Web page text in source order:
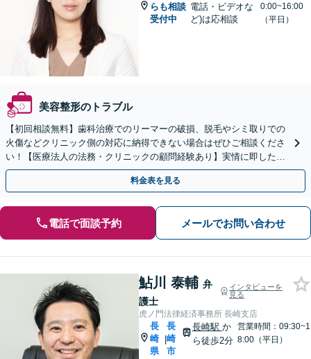
らも相談
受付中
電話・ビデオな
ど)は応相談
0:00~16:00
（平日）
美容整形のトラブル
【初回相談無料】歯科治療でのリーマーの破損、脱毛やシミ取りでの
火傷などクリニック側の対応に納得できない場合はぜひご相談くださ
い！【医療法人の法務・クリニックの顧問経験あり】実情に即したア
ドバイスで、納得のできるトラブルの解決を目指します。
料金表を見る
電話で面談予約 メールでお問い合わせ
鮎川 泰輔 弁
護士
インタビューを
見る
虎ノ門法律経済事務所 長崎支店
長
崎
県
|
長
崎
市
長崎駅 か
ら徒歩2分
営業時間：09:30~1
8:00（平日）